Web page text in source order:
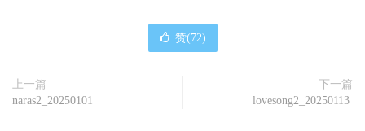
赞(72)
上一篇
naras2_20250101
下一篇
lovesong2_20250113